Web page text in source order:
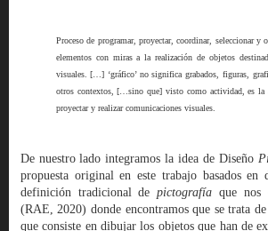
Proceso de programar, proyectar, coordinar, seleccionar y
elementos con miras a la realización de objetos
visuales. […] ‘gráfico’ no significa grabados, figuras,
otros contextos, […sino que] visto como actividad, es la
proyectar y realizar comunicaciones visuales.
De nuestro lado integramos la idea de Diseño
propuesta original en este trabajo basados en
definición tradicional depictografía que nos
(RAE, 2020) donde encontramos que se trata
que consiste en dibujar los objetos que han de